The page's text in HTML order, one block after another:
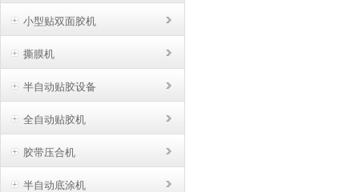
小型贴双面胶机
撕膜机
半自动贴胶设备
全自动贴胶机
胶带压合机
半自动底涂机